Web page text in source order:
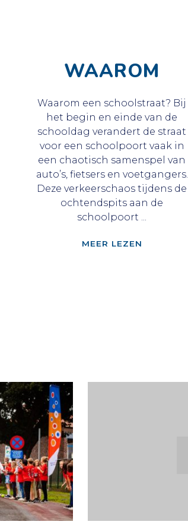
WAAROM
Waarom een schoolstraat? Bij
het begin en einde van de
schooldag verandert de straat
voor een schoolpoort vaak in
een chaotisch samenspel van
auto’s, fietsers en voetgangers.
Deze verkeerschaos tijdens de
ochtendspits aan de
schoolpoort ...
MEER LEZEN